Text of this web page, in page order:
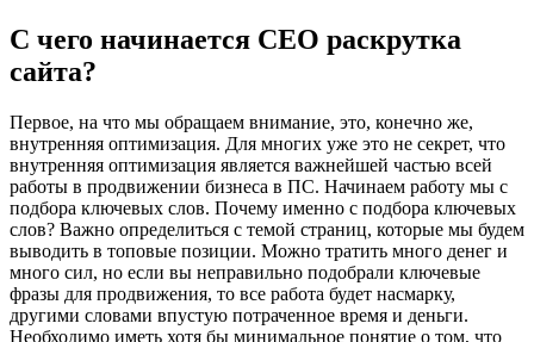
С чего начинается СЕО раскрутка
сайта?
Первое, на что мы обращаем внимание, это, конечно же,
внутренняя оптимизация. Для многих уже это не секрет, что
внутренняя оптимизация является важнейшей частью всей
работы в продвижении бизнеса в ПС. Начинаем работу мы с
подбора ключевых слов. Почему именно с подбора ключевых
слов? Важно определиться с темой страниц, которые мы будем
выводить в топовые позиции. Можно тратить много денег и
много сил, но если вы неправильно подобрали ключевые
фразы для продвижения, то все работа будет насмарку,
другими словами впустую потраченное время и деньги.
Необходимо иметь хотя бы минимальное понятие о том, что